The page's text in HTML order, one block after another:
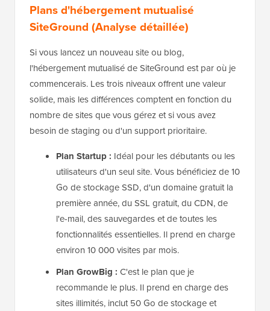
Plans d'hébergement mutualisé
SiteGround (Analyse détaillée)
Si vous lancez un nouveau site ou blog,
l'hébergement mutualisé de SiteGround est par où je
commencerais. Les trois niveaux offrent une valeur
solide, mais les différences comptent en fonction du
nombre de sites que vous gérez et si vous avez
besoin de staging ou d'un support prioritaire.
Plan Startup : Idéal pour les débutants ou les
utilisateurs d'un seul site. Vous bénéficiez de 10
Go de stockage SSD, d'un domaine gratuit la
première année, du SSL gratuit, du CDN, de
l'e-mail, des sauvegardes et de toutes les
fonctionnalités essentielles. Il prend en charge
environ 10 000 visites par mois.
Plan GrowBig : C'est le plan que je
recommande le plus. Il prend en charge des
sites illimités, inclut 50 Go de stockage et